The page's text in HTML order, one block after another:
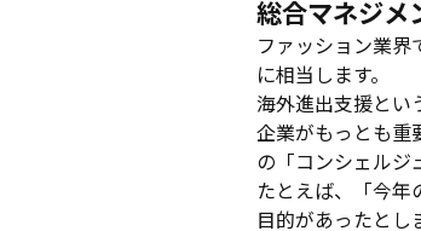
総合マネジメ
ファッション業界
に相当します。
海外進出支援とい
企業がもっとも重
の「コンシェルジ
たとえば、「今年
目的があったとし